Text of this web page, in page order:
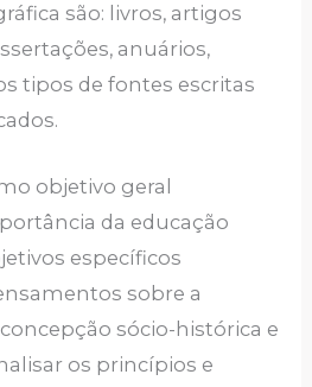
são: livros, artigos
anuários,
tipos de fontes escritas
objetivo geral
da educação
específicos
sobre a
sócio-histórica e
os princípios e